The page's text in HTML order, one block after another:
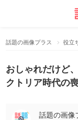
話題の画像プラス 役立
おしゃれだけど
クトリア時代の
話題の画像